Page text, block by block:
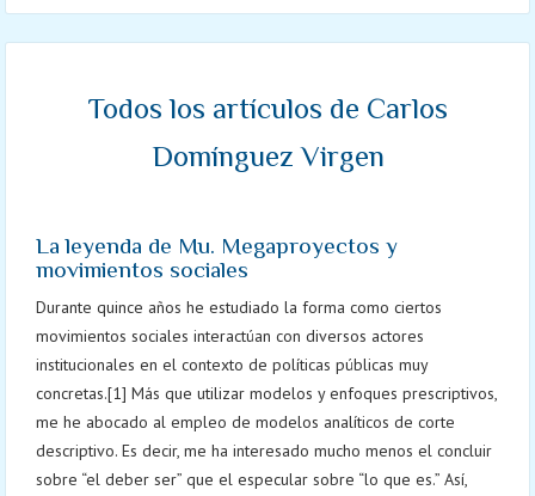
Todos los artículos de Carlos
Domínguez Virgen
La leyenda de Mu. Megaproyectos y
movimientos sociales
Durante quince años he estudiado la forma como ciertos
movimientos sociales interactúan con diversos actores
institucionales en el contexto de políticas públicas muy
concretas.[1] Más que utilizar modelos y enfoques prescriptivos,
me he abocado al empleo de modelos analíticos de corte
descriptivo. Es decir, me ha interesado mucho menos el concluir
sobre “el deber ser” que el especular sobre “lo que es.” Así,